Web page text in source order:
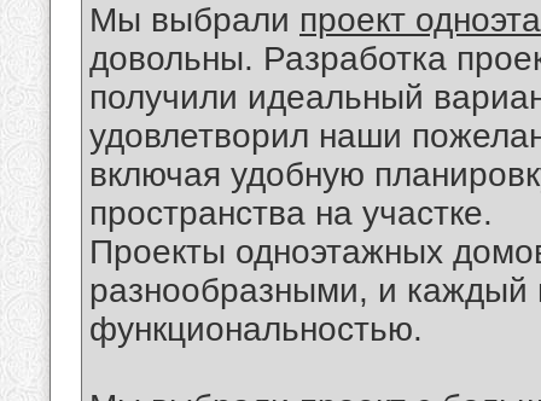
Мы выбрали проект
довольны. Разработка
получили идеальный
удовлетворил наши
включая удобную
пространства на участке.
Проекты одноэтажных
разнообразными, и каждый
функциональностью.